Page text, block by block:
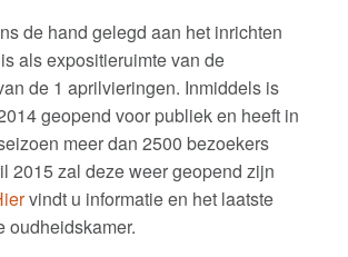
IV: Toondertijd
“Het Geheim van de Oranjevlag”
voor basisscholen
de hand gelegd aan het inrichten
als expositieruimte van de
de 1 aprilvieringen. Inmiddels is
geopend voor publiek en heeft in
meer dan 2500 bezoekers
2015 zal deze weer geopend zijn
vindt u informatie en het laatste
oudheidskamer.